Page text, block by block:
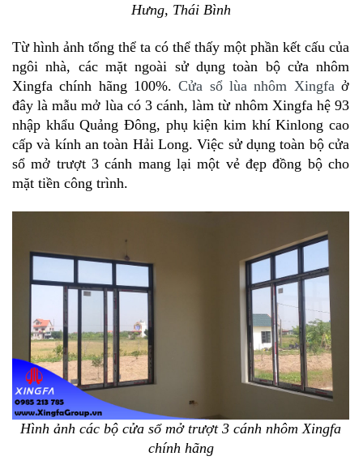
Hưng, Thái Bình
Từ hình ảnh tổng thể ta có thể thấy một phần kết cấu của
ngôi nhà, các mặt ngoài sử dụng toàn bộ cửa nhôm
Xingfa chính hãng 100%.Cửa sổ lùa nhôm Xingfa ở
đây là mẫu mở lùa có 3 cánh, làm từ nhôm Xingfa hệ 93
nhập khẩu Quảng Đông, phụ kiện kim khí Kinlong cao
cấp và kính an toàn Hải Long. Việc sử dụng toàn bộ cửa
sổ mở trượt 3 cánh mang lại một vẻ đẹp đồng bộ cho
mặt tiền công trình.
Hình ảnh các bộ cửa sổ mở trượt 3 cánh nhôm Xingfa
chính hãng